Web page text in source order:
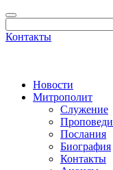
Контакты
Новости
Митрополит
Служение
Проповеди
Послания
Биография
Контакты